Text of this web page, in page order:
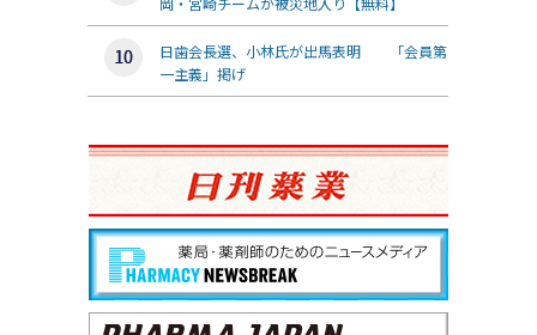
日歯会長選、小林氏が出馬表明 「会員第
一主義」掲げ